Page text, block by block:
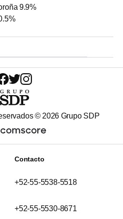
9.9%
© 2026 Grupo SDP
Contacto
+52-55-5538-5518
+52-55-5530-8671